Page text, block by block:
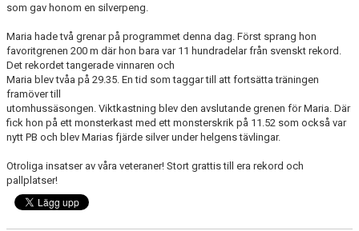
som gav honom en silverpeng.
Maria hade två grenar på programmet denna dag. Först sprang hon
favoritgrenen 200 m där hon bara var 11 hundradelar från svenskt rekord.
Det rekordet tangerade vinnaren och
Maria blev tvåa på 29.35. En tid som taggar till att fortsätta träningen
framöver till
utomhussäsongen. Viktkastning blev den avslutande grenen för Maria. Där
fick hon på ett monsterkast med ett monsterskrik på 11.52 som också var
nytt PB och blev Marias fjärde silver under helgens tävlingar.
Otroliga insatser av våra veteraner! Stort grattis till era rekord och
pallplatser!